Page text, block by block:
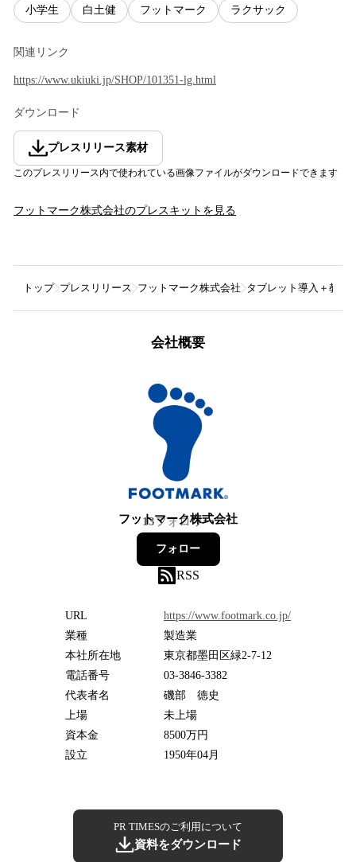
小学生 白土健 フットマーク ラクサック
関連リンク
https://www.ukiuki.jp/SHOP/101351-lg.html
ダウンロード
プレスリリース素材
このプレスリリース内で使われている画像ファイルがダウンロードできます
フットマーク株式会社のプレスキットを見る
トップ プレスリリース フットマーク株式会社 タブレット導入＋教科
会社概要
フットマーク株式会社
13フォロワー
フォロー
RSS
URL
https://www.footmark.co.jp/
業種
製造業
本社所在地
東京都墨田区緑2-7-12
電話番号
03-3846-3382
代表者名
磯部 徳史
上場
未上場
資本金
8500万円
設立
1950年04月
PR TIMESのご利用について
資料をダウンロード